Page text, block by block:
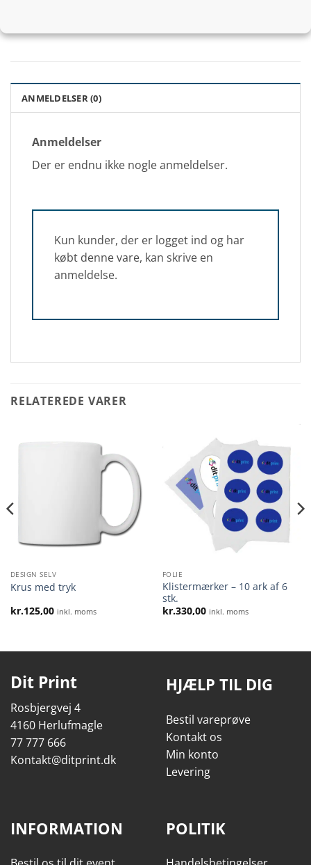
ANMELDELSER (0)
Anmeldelser
Der er endnu ikke nogle anmeldelser.
Kun kunder, der er logget ind og har
købt denne vare, kan skrive en
anmeldelse.
RELATEREDE VARER
DESIGN SELV
Krus med tryk
kr.125,00 inkl. moms
FOLIE
Klistermærker – 10 ark af 6
stk.
kr.330,00 inkl. moms
Dit Print
Rosbjergvej 4
4160 Herlufmagle
77 777 666
Kontakt@ditprint.dk
HJÆLP TIL DIG
Bestil vareprøve
Kontakt os
Min konto
Levering
INFORMATION POLITIK